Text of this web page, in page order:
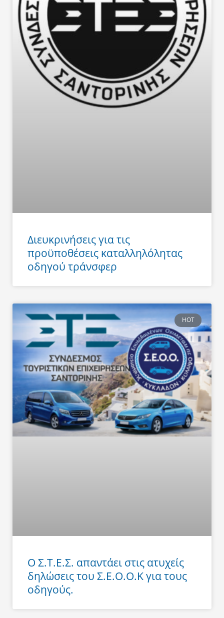
Διευκρινήσεις για τις
προϋποθέσεις καταλληλόλητας
οδηγού τράνσφερ
HOT
Ο Σ.Τ.Ε.Σ. απαντάει στις ατυχείς
δηλώσεις του Σ.Ε.Ο.Ο.Κ για τους
οδηγούς.